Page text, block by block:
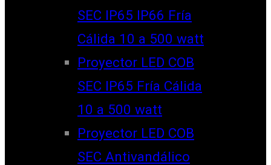
SEC IP65 IP66 Fría
Cálida 10 a 500 watt
Proyector LED COB
SEC IP65 Fría Cálida
10 a 500 watt
Proyector LED COB
SEC Antivandálico